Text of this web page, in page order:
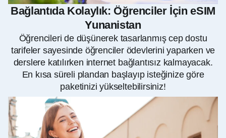
Bağlantıda Kolaylık: Öğrenciler İçin eSIM
Yunanistan
Öğrencileri de düşünerek tasarlanmış cep dostu
tarifeler sayesinde öğrenciler ödevlerini yaparken ve
derslere katılırken internet bağlantısız kalmayacak.
En kısa süreli plandan başlayıp isteğinize göre
paketinizi yükseltebilirsiniz!